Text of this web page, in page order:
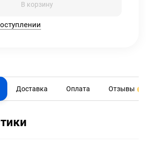
В корзину
Доставка Оплата Отзывы